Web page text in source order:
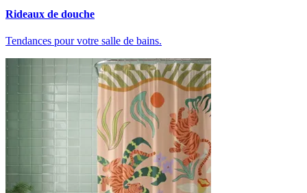
Rideaux de douche
Tendances pour votre salle de bains.